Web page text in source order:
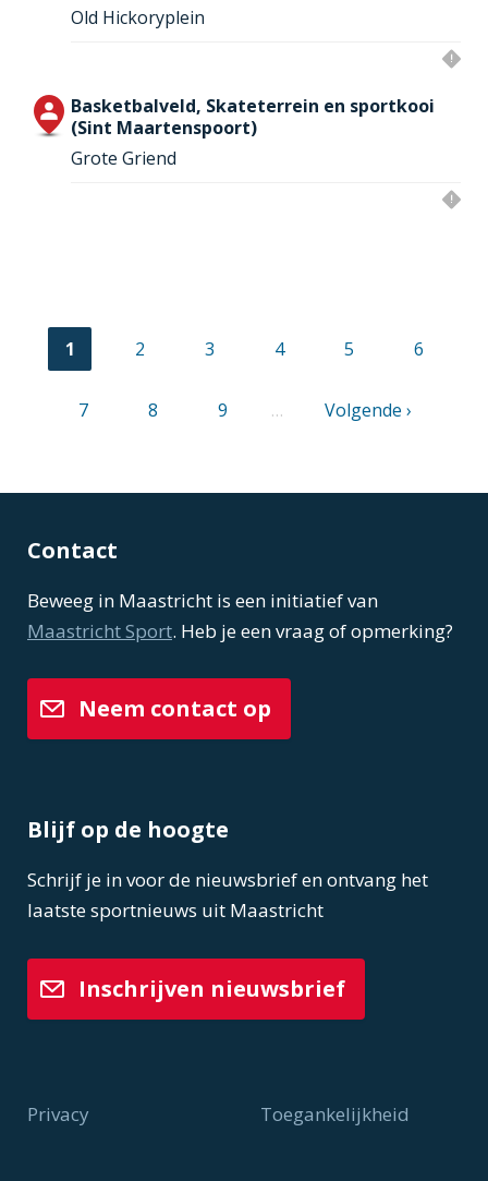
Old Hickoryplein
Basketbalveld, Skateterrein en sportkooi
(Sint Maartenspoort)
Grote Griend
Paginering
Huidige
pagina
1 Pagina
2 Pagina
3 Pagina
4 Pagina
5 Pagina
6
Pagina
7 Pagina
8 Pagina
9 … Volgende
pagina
Volgende ›
Contact
Beweeg in Maastricht is een initiatief van
Maastricht Sport. Heb je een vraag of opmerking?
Neem contact op
Blijf op de hoogte
Schrijf je in voor de nieuwsbrief en ontvang het
laatste sportnieuws uit Maastricht
Inschrijven nieuwsbrief
Privacy Toegankelijkheid